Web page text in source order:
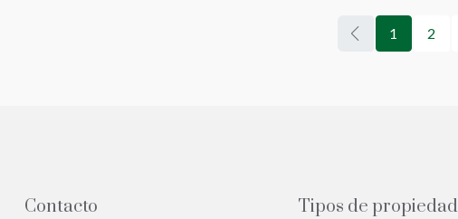
1 2
Contacto Tipos de propiedad